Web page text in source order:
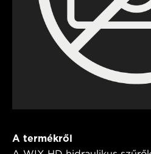
A termékről